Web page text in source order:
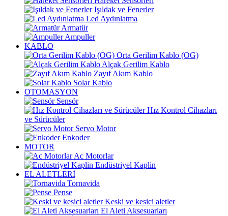
Işıldak ve Fenerler
Led Aydınlatma
Armatür
Ampuller
KABLO
Orta Gerilim Kablo (OG)
Alçak Gerilim Kablo
Zayıf Akım Kablo
Solar Kablo
OTOMASYON
Sensör
Hız Kontrol Cihazları
ve Sürücüler
Servo Motor
Enkoder
MOTOR
Ac Motorlar
Endüstriyel Kaplin
EL ALETLERİ
Tornavida
Pense
Keski ve kesici aletler
El Aleti Aksesuarları